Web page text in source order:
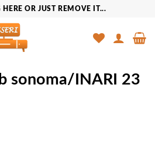
OR JUST REMOVE IT...
sonoma/INARI 23